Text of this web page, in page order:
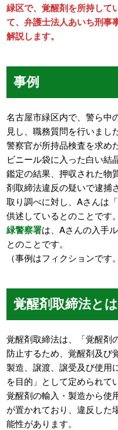
緑区で、覚醒剤を所持して
て、弁護士法人あいち刑事
解説します。
事例
名古屋市緑区内で、警ら中
見し、職務質問を行いました
警察官が所持品検査を求め
ビニール袋に入った白い結
鑑定の結果、押収された物
剤取締法違反の疑いで逮捕
取り調べに対し、Aさんは
供述しているとのことです。
緑警察署は、Aさんの入手
とのことです。
（事例はフィクションです
覚醒剤取締法と
覚醒剤取締法は、「覚醒剤
防止するため、覚醒剤及び
製造、譲渡、譲受及び使用
を目的」として定められて
覚醒剤の輸入・製造から使
が置かれており、違反した
能性があります。